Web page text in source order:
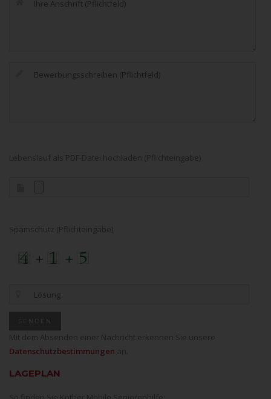
Lebenslauf als PDF-Datei hochladen (Pflichteingabe)
Spamschutz (Pflichteingabe)
Mit dem Absenden einer Nachricht erkennen Sie unsere
Datenschutzbestimmungen an.
LAGEPLAN